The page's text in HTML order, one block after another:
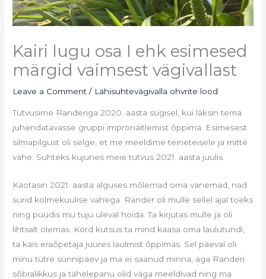
Kairi lugu osa I ehk esimesed
märgid vaimsest vägivallast
Leave a Comment / Lähisuhtevägivalla ohvrite lood
Tutvusime Randeriga 2020. aasta sügisel, kui läksin tema
juhendatavasse gruppi impronäitlemist õppima. Esimesest
silmapilgust oli selge, et me meeldime teineteisele ja mitte
vähe. Suhteks kujunes meie tutvus 2021. aasta juulis.
Kaotasin 2021. aasta alguses mõlemad oma vanemad, nad
surid kolmekuulise vahega. Rander oli mulle sellel ajal toeks
ning püüdis mu tuju üleval hoida. Ta kirjutas mulle ja oli
lihtsalt olemas. Kord kutsus ta mind kaasa oma laulutundi,
ta käis eraõpetaja juures laulmist õppimas. Sel päeval oli
minu tütre sünnipäev ja ma ei saanud minna, aga Randeri
sõbralikkus ja tähelepanu olid väga meeldivad ning ma